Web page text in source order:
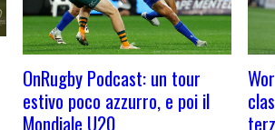
OnRugby Podcast: un tour
estivo poco azzurro, e poi il
Mondiale U20